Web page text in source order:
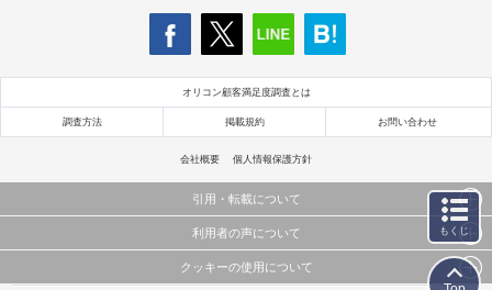
オリコン顧客満足度調査とは
調査方法 掲載規約 お問い合わせ
会社概要 個人情報保護方針
引用・転載について
当サイトで公開されている情報（文字、写真、イラスト、画像データ等）及びこれらの配置・
これらの情報を権利者の許可なく無断転載・複製などの二次利用を行うことは固く禁じており
利用者の声について
当サイトに掲載している内容はすべてサービスの利用者が提出された見解・感想です。
クッキーの使用について
もくじ